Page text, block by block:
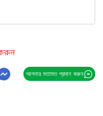
করুন
আপনার মতামত প্রদান করুন